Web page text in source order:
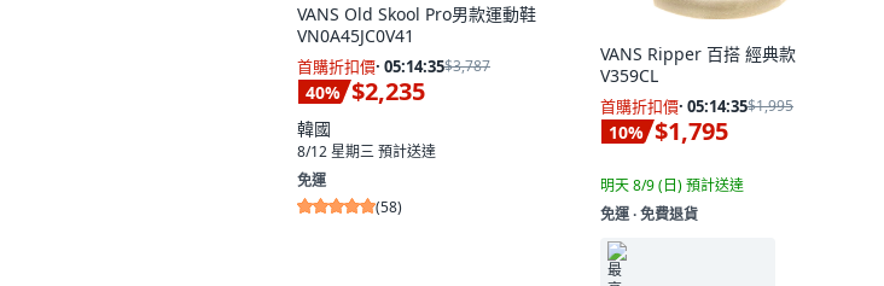
VANS Old Skool Pro男款運動鞋
VN0A45JC0V41
首購折扣價· 05:14:33$3,787
40% $2,235
韓國
8/12 星期三預計送達
免運
(58)
VANS Ripper 百搭 經典款
V359CL
首購折扣價· 05:14:33$1,995
10% $1,795
明天 8/9 (日)預計送達
免運 ∙ 免費退貨